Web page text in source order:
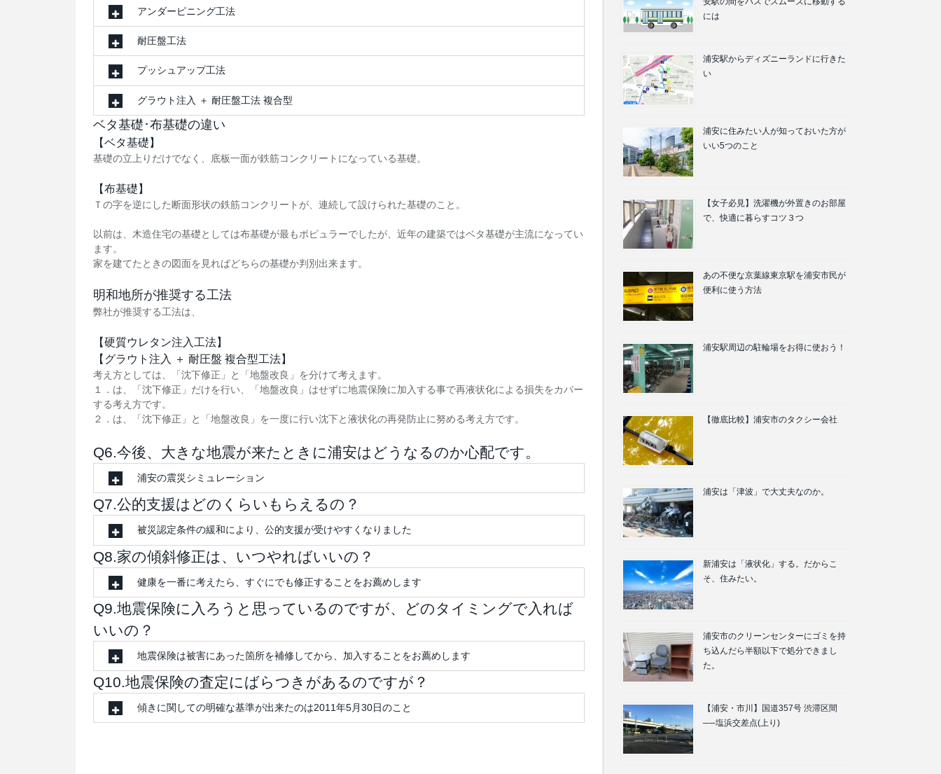
アンダーピニング工法
耐圧盤工法
プッシュアップ工法
グラウト注入 ＋ 耐圧盤工法 複合型
ベタ基礎･布基礎の違い
【ベタ基礎】
基礎の立上りだけでなく、底板一面が鉄筋コンクリートになっている基礎。
【布基礎】
Ｔの字を逆にした断面形状の鉄筋コンクリートが、連続して設けられた基礎のこと。
以前は、木造住宅の基礎としては布基礎が最もポピュラーでしたが、近年の建築ではベタ基礎が主流になってい
ます。
家を建てたときの図面を見ればどちらの基礎か判別出来ます。
明和地所が推奨する工法
弊社が推奨する工法は、
【硬質ウレタン注入工法】
【グラウト注入 ＋ 耐圧盤 複合型工法】
考え方としては、「沈下修正」と「地盤改良」を分けて考えます。
１．は、「沈下修正」だけを行い、「地盤改良」はせずに地震保険に加入する事で再液状化による損失をカバー
する考え方です。
２．は、「沈下修正」と「地盤改良」を一度に行い沈下と液状化の再発防止に努める考え方です。
Q6.今後、大きな地震が来たときに浦安はどうなるのか心配です。
浦安の震災シミュレーション
Q7.公的支援はどのくらいもらえるの？
被災認定条件の緩和により、公的支援が受けやすくなりました
Q8.家の傾斜修正は、いつやればいいの？
健康を一番に考えたら、すぐにでも修正することをお薦めします
Q9.地震保険に入ろうと思っているのですが、どのタイミングで入れば
いいの？
地震保険は被害にあった箇所を補修してから、加入することをお薦めします
Q10.地震保険の査定にばらつきがあるのですが？
傾きに関しての明確な基準が出来たのは2011年5月30日のこと
には
浦安駅からディズニーランドに行きた
い
浦安に住みたい人が知っておいた方が
いい5つのこと
【女子必見】洗濯機が外置きのお部屋
で、快適に暮らすコツ３つ
あの不便な京葉線東京駅を浦安市民が
便利に使う方法
浦安駅周辺の駐輪場をお得に使おう！
【徹底比較】浦安市のタクシー会社
浦安は「津波」で大丈夫なのか。
新浦安は「液状化」する。だからこ
そ、住みたい。
浦安市のクリーンセンターにゴミを持
ち込んだら半額以下で処分できまし
た。
【浦安・市川】国道357号 渋滞区間
──塩浜交差点(上り)